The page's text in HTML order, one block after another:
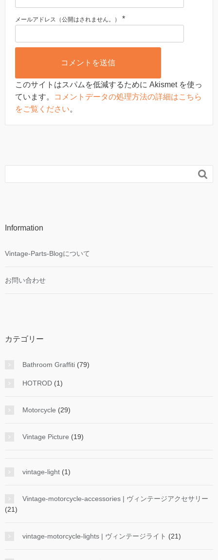
メールアドレス（公開はされません。） *
このサイトはスパムを低減するために Akismet を使っ
ています。
コメントデータの処理方法の詳細はこちら
をご覧ください。

Information
Vintage-Parts-Blogについて
お問い合わせ
カテゴリー
Bathroom Graffiti (79)
HOTROD (1)
Motorcycle (29)
Vintage Picture (19)
vintage-light (1)
Vintage-motorcycle-accessories | ヴィンテージアクセサリー
(21)
vintage-motorcycle-lights | ヴィンテージライト (21)